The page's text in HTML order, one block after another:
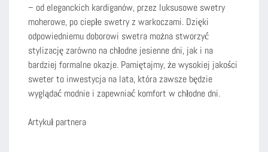
– od eleganckich kardiganów, przez luksusowe swetry
moherowe, po ciepłe swetry z warkoczami. Dzięki
odpowiedniemu doborowi swetra można stworzyć
stylizację zarówno na chłodne jesienne dni, jak i na
bardziej formalne okazje. Pamiętajmy, że wysokiej jakości
sweter to inwestycja na lata, która zawsze będzie
wyglądać modnie i zapewniać komfort w chłodne dni.
Artykuł partnera